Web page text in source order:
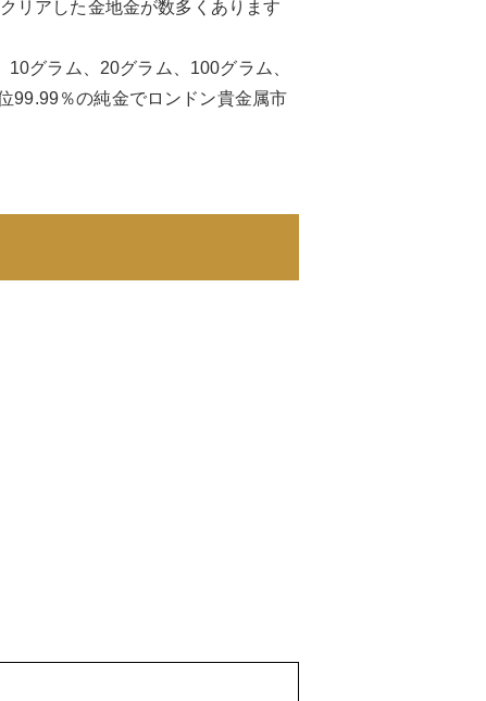
リアした金地金が数多くあります
グラム、20グラム、100グラム、
99.99％の純金でロンドン貴金属市